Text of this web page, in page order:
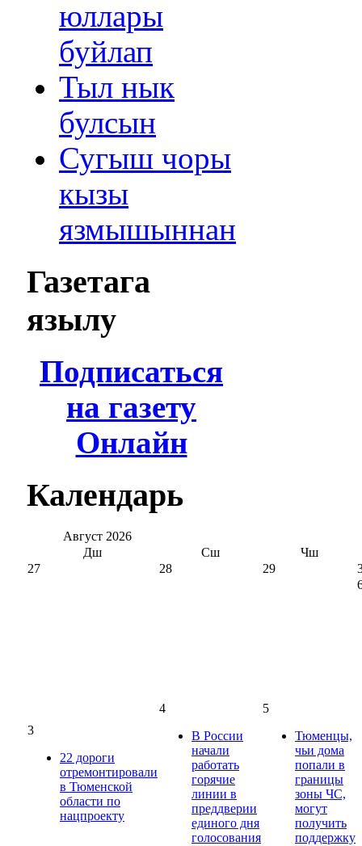
юллары
буйлап
Тыл нык
булсын
Сугыш чоры
кызы
язмышыннан
Газетага
язылу
Подписаться
на газету
Онлайн
Календарь
Август 2026
Дш
Сш
Чш
27
28 29
3
22 дороги
отремонтировали
в Тюменской
области по
нацпроекту
4
В России
начали
работать
горячие
линии в
преддверии
единого дня
голосования
5
Тюменцы,
чьи дома
попали в
границы
зоны ЧС,
могут
получить
поддержку